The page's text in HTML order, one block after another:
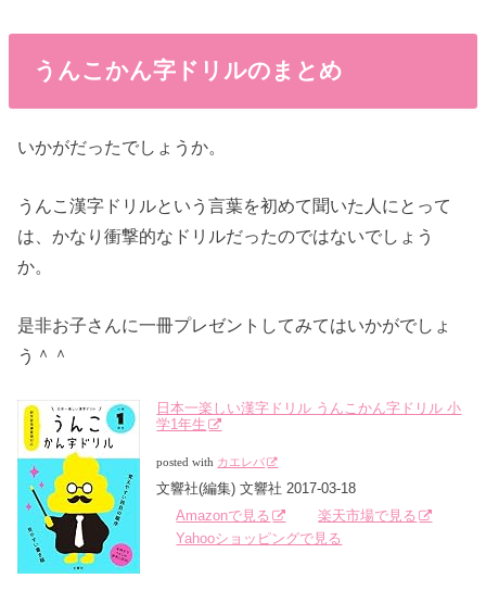
うんこかん字ドリルのまとめ
いかがだったでしょうか。
うんこ漢字ドリルという言葉を初めて聞いた人にとって
は、かなり衝撃的なドリルだったのではないでしょう
か。
是非お子さんに一冊プレゼントしてみてはいかがでしょ
う＾＾
日本一楽しい漢字ドリル うんこかん字ドリル 小
学1年生
posted with カエレバ
文響社(編集) 文響社 2017-03-18
Amazonで見る
楽天市場で見る
Yahooショッピングで見る